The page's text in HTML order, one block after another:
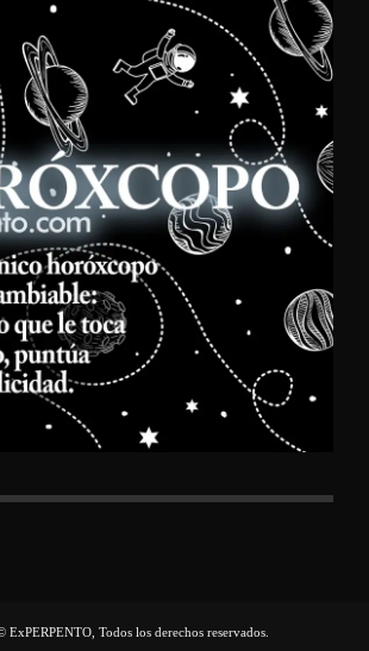
Todos los derechos reservados.